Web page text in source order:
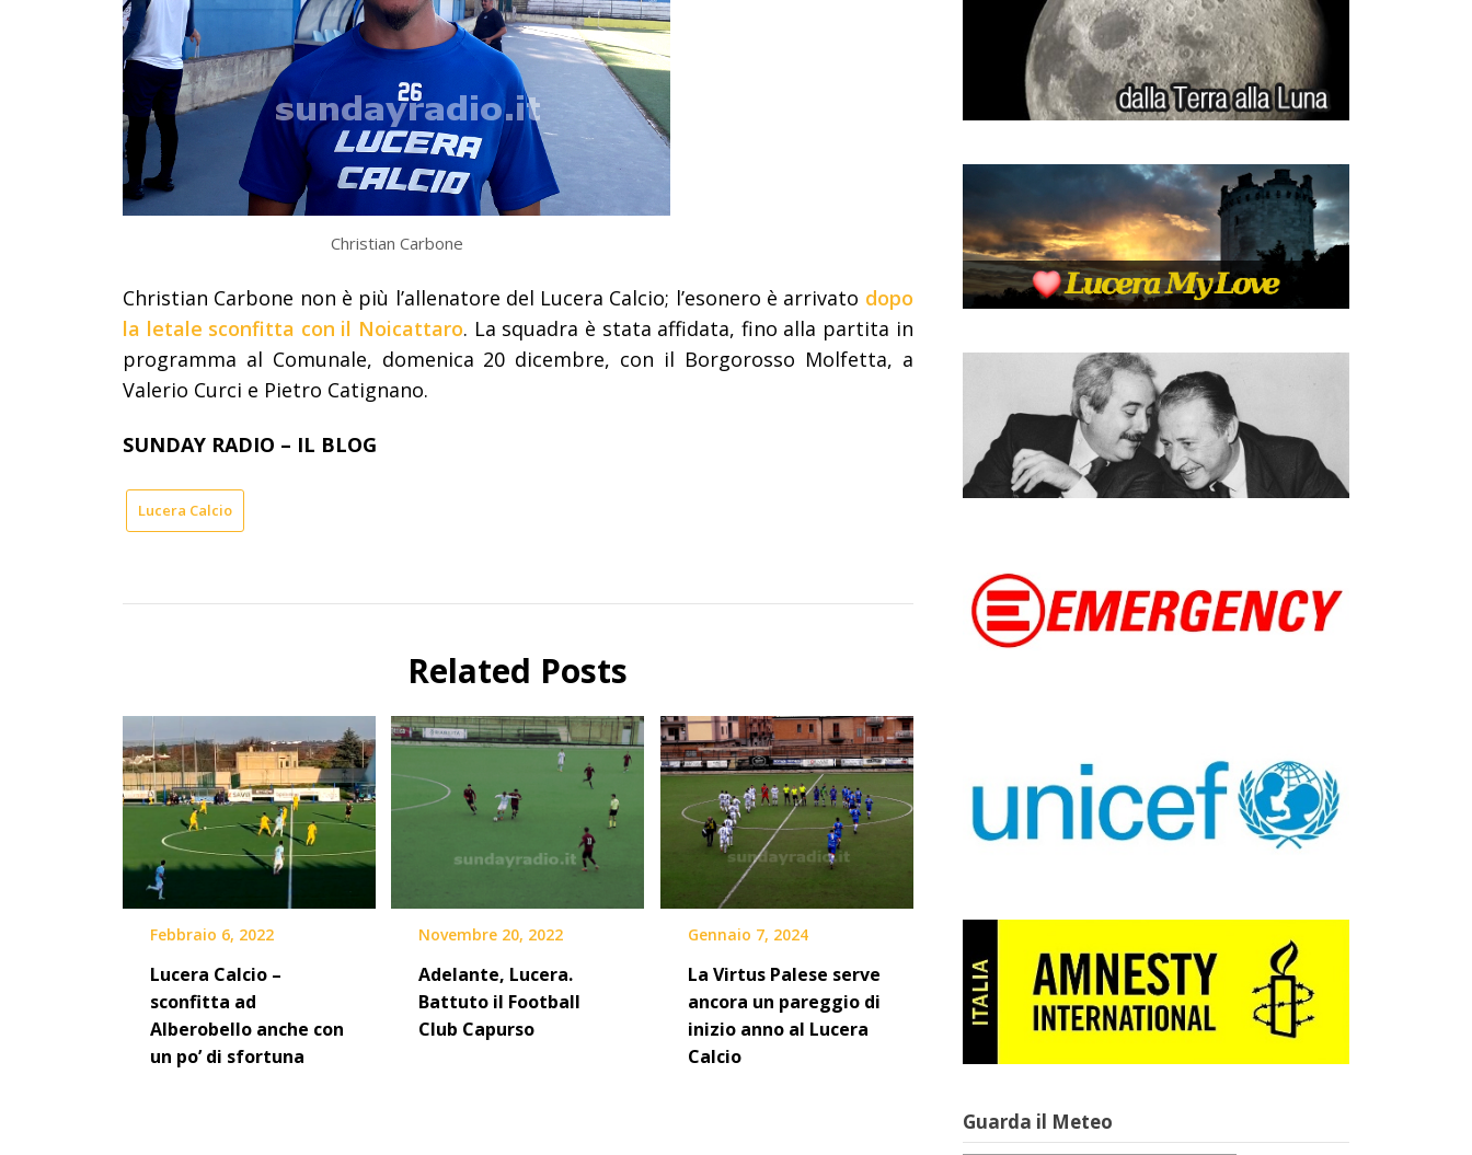
Christian Carbone
Christian Carbone non è più l’allenatore del Lucera Calcio; l’esonero è arrivato dopo
la letale sconfitta con il Noicattaro. La squadra è stata affidata, fino alla partita in
programma al Comunale, domenica 20 dicembre, con il Borgorosso Molfetta, a
Valerio Curci e Pietro Catignano.
SUNDAY RADIO – IL BLOG
Lucera Calcio
Related Posts
Febbraio 6, 2022
Lucera Calcio –
sconfitta ad
Alberobello anche con
un po’ di sfortuna
Novembre 20, 2022
Adelante, Lucera.
Battuto il Football
Club Capurso
Gennaio 7, 2024
La Virtus Palese serve
ancora un pareggio di
inizio anno al Lucera
Calcio
Guarda il Meteo